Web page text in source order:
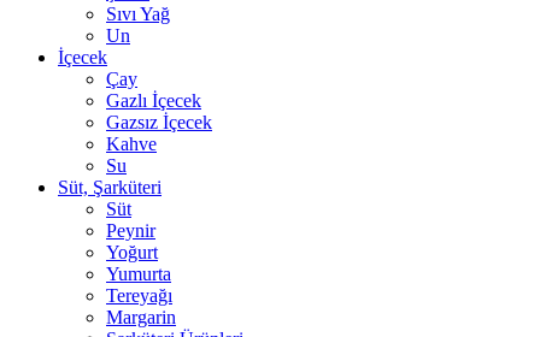
Sıvı Yağ
Un
İçecek
Çay
Gazlı İçecek
Gazsız İçecek
Kahve
Su
Süt, Şarküteri
Süt
Peynir
Yoğurt
Yumurta
Tereyağı
Margarin